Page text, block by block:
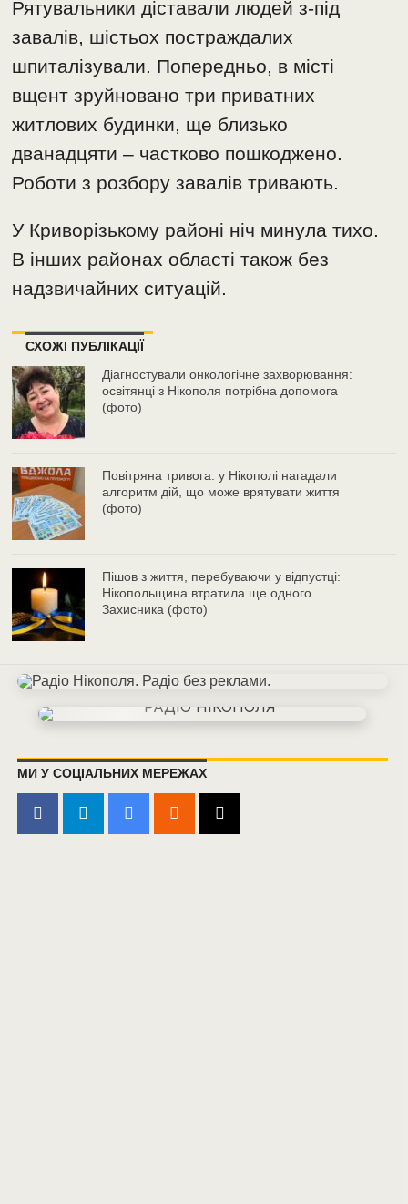
Рятувальники діставали людей з-під
завалів, шістьох постраждалих
шпиталізували. Попередньо, в місті
вщент зруйновано три приватних
житлових будинки, ще близько
дванадцяти – частково пошкоджено.
Роботи з розбору завалів тривають.
У Криворізькому районі ніч минула тихо.
В інших районах області також без
надзвичайних ситуацій.
СХОЖІ ПУБЛІКАЦІЇ
Діагностували онкологічне захворювання:
освітянці з Нікополя потрібна допомога
(фото)
Повітряна тривога: у Нікополі нагадали
алгоритм дій, що може врятувати життя
(фото)
Пішов з життя, перебуваючи у відпустці:
Нікопольщина втратила ще одного
Захисника (фото)
МИ У СОЦІАЛЬНИХ МЕРЕЖАХ